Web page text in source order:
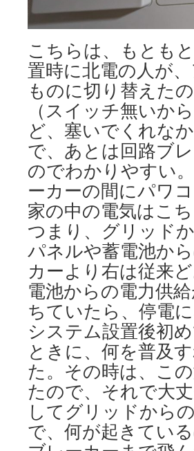
こちらは、もとも
置時に北電の人が
ものに切り替えた
（スイッチ無いか
ど、塞いでくれな
で、あとは回路ブ
のでわかりやすい
ーカーの間にパワ
家の中の電気はこ
つまり、グリッド
パネルや蓄電池か
カーより右は従来
電池からの電力供
ちていたら、停電
システム設置後初
ときに、何を普及
た。その時は、こ
たので、それで大
してグリッドから
で、何が起きてい